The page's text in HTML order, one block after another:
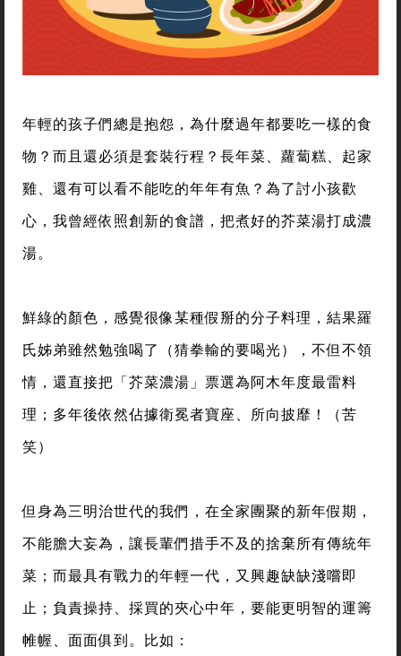
年輕的孩子們總是抱怨，為什麼過年都要吃一樣的食
物？而且還必須是套裝行程？長年菜、蘿蔔糕、起家
雞、還有可以看不能吃的年年有魚？為了討小孩歡
心，我曾經依照創新的食譜，把煮好的芥菜湯打成濃
湯。
鮮綠的顏色，感覺很像某種假掰的分子料理，結果羅
氏姊弟雖然勉強喝了（猜拳輸的要喝光），不但不領
情，還直接把「芥菜濃湯」票選為阿木年度最雷料
理；多年後依然佔據衛冕者寶座、所向披靡！（苦
笑）
但身為三明治世代的我們，在全家團聚的新年假期，
不能膽大妄為，讓長輩們措手不及的捨棄所有傳統年
菜；而最具有戰力的年輕一代，又興趣缺缺淺嚐即
止；負責操持、採買的夾心中年，要能更明智的運籌
帷幄、面面俱到。比如：